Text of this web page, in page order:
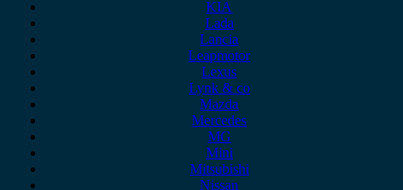
KIA
Lada
Lancia
Leapmotor
Lexus
Lynk & co
Mazda
Mercedes
MG
Mini
Mitsubishi
Nissan